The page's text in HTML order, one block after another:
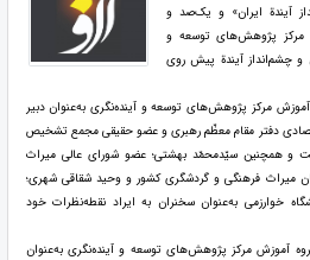
آیندة ایران» و یک‌صد و
پژوهش‌های توسعه و
و چشم‌انداز آیندة پیش روی
مرکز پژوهش‌های توسعه و آینده‌نگری به‌عنوان دبیر
دفتر مقام معظّم رهبری و عضو حقیقی مجمع تشخیص
و همچنین سیّدمحمّد بهشتی؛ عضو شورای عالی میراث
میراث فرهنگی و گردشگری کشور و وحید شقاقی شهری؛
خوارزمی به‌‌عنوان سخنران به ایراد نقطه‌نظرات خود
آموزش مرکز پژوهش‌های توسعه و آینده‌نگری به‌عنوان